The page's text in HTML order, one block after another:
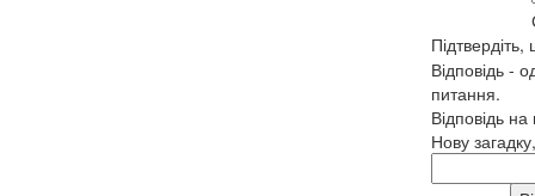
Відповідь -
питання.
Відповідь
Нову